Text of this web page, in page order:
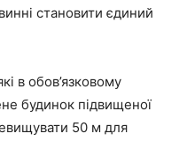
становити єдиний
в обов’язковому
будинок підвищеної
50 м для